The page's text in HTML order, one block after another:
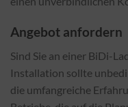
Angebot anfordern
Sind Sie an einer BiDi-
Installation sollte
die umfangreiche